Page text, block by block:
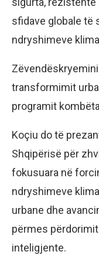
sfidave globale të
ndryshimeve
transformimit
programit
Koçiu do të
Shqipërisë për
fokusuara në
ndryshimeve
urbane dhe
përmes
inteligjente.